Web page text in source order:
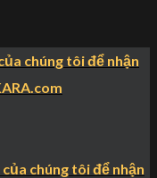
chúng tôi để nhận
chúng tôi để nhận